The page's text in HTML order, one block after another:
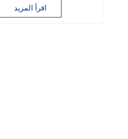
اقرأ المزيد